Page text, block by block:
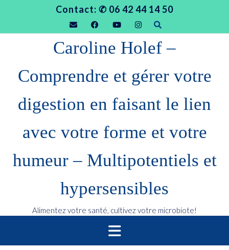
content
Contact: ✆ 06 42 44 14 50
Caroline Holef –
Comprendre et gérer votre
digestion en faisant le lien
avec votre forme et votre
humeur – Multipotentiels et
hypersensibles
Alimentez votre santé, cultivez votre microbiote!